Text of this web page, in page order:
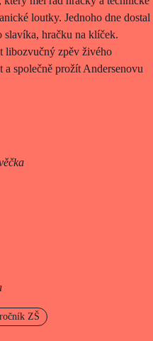
loutky. Jednoho dne dostal
hračku na klíček.
libozvučný zpěv živého
společně prožít Andersenovu
ZŠ